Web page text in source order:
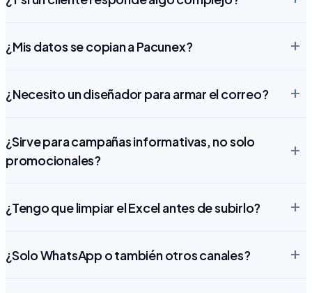
¿Mis datos se copian a Pacunex?
¿Necesito un diseñador para armar el correo?
¿Sirve para campañas informativas, no solo
promocionales?
¿Tengo que limpiar el Excel antes de subirlo?
¿Solo WhatsApp o también otros canales?